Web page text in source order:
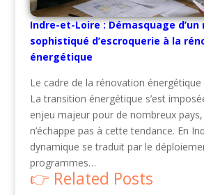
Indre-et-Loire : Démasquage d’un
sophistiqué d’escroquerie à la
énergétique
Le cadre de la rénovation
La transition énergétique s’est
enjeu majeur pour de nombreux
n’échappe pas à cette tendance. En
dynamique se traduit par le
programmes…
Related Posts